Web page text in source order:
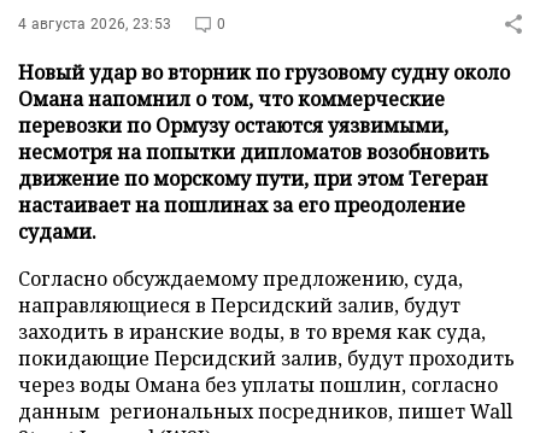
4 августа 2026, 23:53 0
Новый удар во вторник по грузовому судну около
Омана напомнил о том, что коммерческие
перевозки по Ормузу остаются уязвимыми,
несмотря на попытки дипломатов возобновить
движение по морскому пути, при этом Тегеран
настаивает на пошлинах за его преодоление
судами.
Согласно обсуждаемому предложению, суда,
направляющиеся в Персидский залив, будут
заходить в иранские воды, в то время как суда,
покидающие Персидский залив, будут проходить
через воды Омана без уплаты пошлин, согласно
данным региональных посредников, пишет Wall